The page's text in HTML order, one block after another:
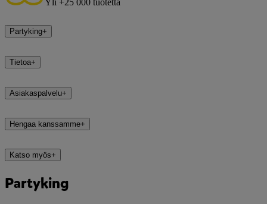
Yli +25 000 tuotetta
Partyking+
Tietoa+
Asiakaspalvelu+
Hengaa kanssamme+
Katso myös+
Partyking